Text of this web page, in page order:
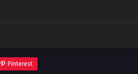
Pinterest